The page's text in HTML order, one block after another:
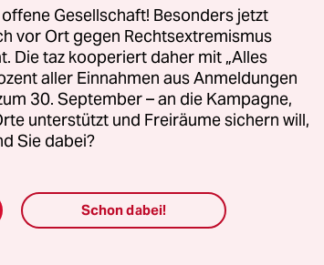
Busfahrer was
meiner gefühlten
ist, womit ich
Gesellschaft! Besonders jetzt
vor Ort gegen Rechtsextremismus
Die taz kooperiert daher mit „Alles
aller Einnahmen aus Anmeldungen
30. September – an die Kampagne,
unterstützt und Freiräume sichern will,
Sie dabei?
Schon dabei!